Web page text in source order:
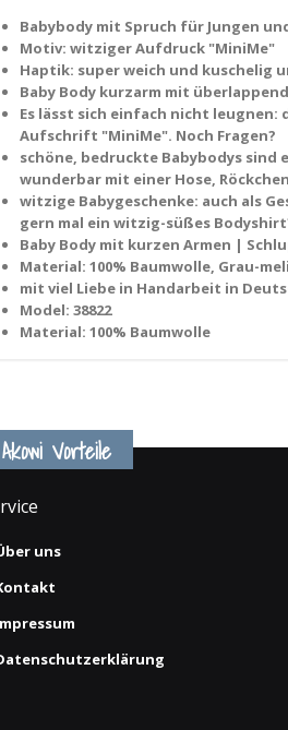
Babybody mit Spruch für Jungen
Motiv: witziger Aufdruck "MiniMe"
Haptik: super weich und kuschelig
Baby Body kurzarm mit
Es lässt sich einfach nicht
Aufschrift "MiniMe". Noch Fragen?
schöne, bedruckte Babybodys sind
wunderbar mit einer Hose,
witzige Babygeschenke: auch als
gern mal ein witzig-süßes
Baby Body mit kurzen Armen |
Material: 100% Baumwolle, Grau-
mit viel Liebe in Handarbeit in
Model: 38822
Material: 100% Baumwolle
Akowi Vorteile
uns